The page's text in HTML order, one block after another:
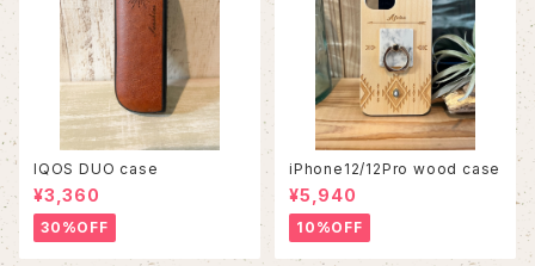
IQOS DUO case
¥3,360
30%OFF
iPhone12/12Pro wood case
¥5,940
10%OFF